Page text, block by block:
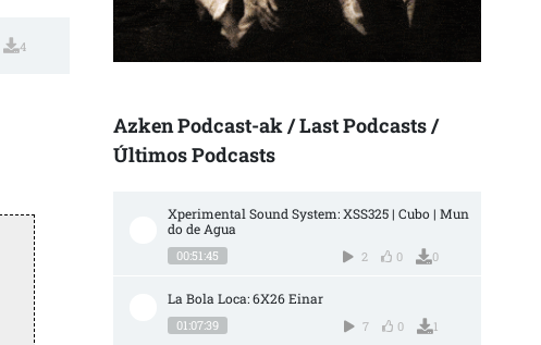
4
Azken Podcast-ak / Last Podcasts /
Últimos Podcasts
Xperimental Sound System: XSS325 | Cubo | Mun
do de Agua
00:51:45 2 0 0
La Bola Loca: 6X26 Einar
01:07:39 7 0 1